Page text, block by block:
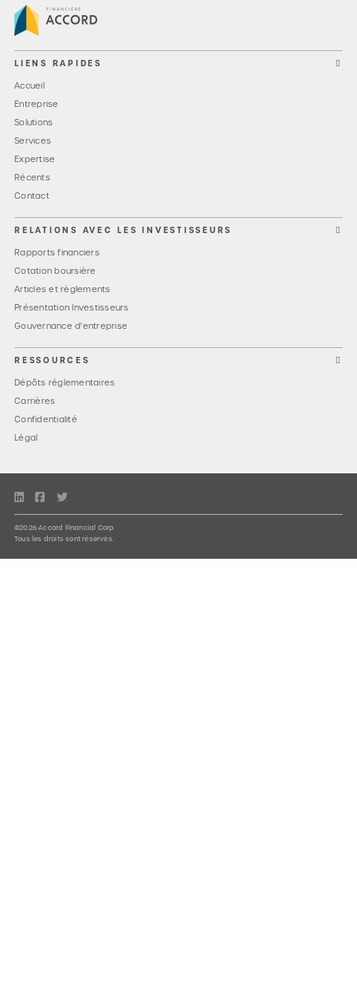
LIENS RAPIDES
Accueil
Entreprise
Solutions
Services
Expertise
Récents
Contact
RELATIONS AVEC LES INVESTISSEURS
Rapports financiers
Cotation boursière
Articles et règlements
Présentation Investisseurs
Gouvernance d'entreprise
RESSOURCES
Dépôts réglementaires
Carrières
Confidentialité
Légal
©2026 Accord Financial Corp.
Tous les droits sont réservés.